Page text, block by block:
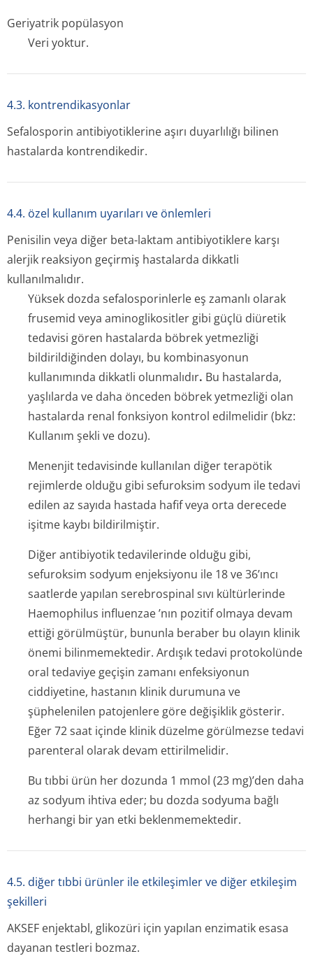
Geriyatrik popülasyon
Veri yoktur.
4.3. kontrendikasyonlar
Sefalosporin antibiyotiklerine aşırı duyarlılığı bilinen
hastalarda kontrendikedir.
4.4. özel kullanım uyarıları ve önlemleri
Penisilin veya diğer beta-laktam antibiyotiklere karşı
alerjik reaksiyon geçirmiş hastalarda dikkatli
kullanılmalıdır.
Yüksek dozda sefalosporinlerle eş zamanlı olarak
frusemid veya aminoglikositler gibi güçlü diüretik
tedavisi gören hastalarda böbrek yetmezliği
bildirildiğinden dolayı, bu kombinasyonun
kullanımında dikkatli olunmalıdır. Bu hastalarda,
yaşlılarda ve daha önceden böbrek yetmezliği olan
hastalarda renal fonksiyon kontrol edilmelidir (bkz:
Kullanım şekli ve dozu).
Menenjit tedavisinde kullanılan diğer terapötik
rejimlerde olduğu gibi sefuroksim sodyum ile tedavi
edilen az sayıda hastada hafif veya orta derecede
işitme kaybı bildirilmiştir.
Diğer antibiyotik tedavilerinde olduğu gibi,
sefuroksim sodyum enjeksiyonu ile 18 ve 36’ıncı
saatlerde yapılan serebrospinal sıvı kültürlerinde
Haemophilus influenzae’nın pozitif olmaya devam
ettiği görülmüştür, bununla beraber bu olayın klinik
önemi bilinmemektedir. Ardışık tedavi protokolünde
oral tedaviye geçişin zamanı enfeksiyonun
ciddiyetine, hastanın klinik durumuna ve
şüphelenilen patojenlere göre değişiklik gösterir.
Eğer 72 saat içinde klinik düzelme görülmezse tedavi
parenteral olarak devam ettirilmelidir.
Bu tıbbi ürün her dozunda 1 mmol (23 mg)’den daha
az sodyum ihtiva eder; bu dozda sodyuma bağlı
herhangi bir yan etki beklenmemektedir.
4.5. diğer tıbbi ürünler ile etkileşimler ve diğer etkileşim
şekilleri
AKSEF enjektabl, glikozüri için yapılan enzimatik esasa
dayanan testleri bozmaz.